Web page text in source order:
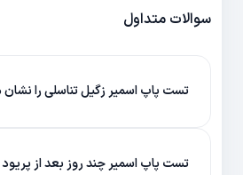
سوالات متداول
تست پاپ اسمیر زگیل تناسلی را
تست پاپ اسمیر چند روز بعد از